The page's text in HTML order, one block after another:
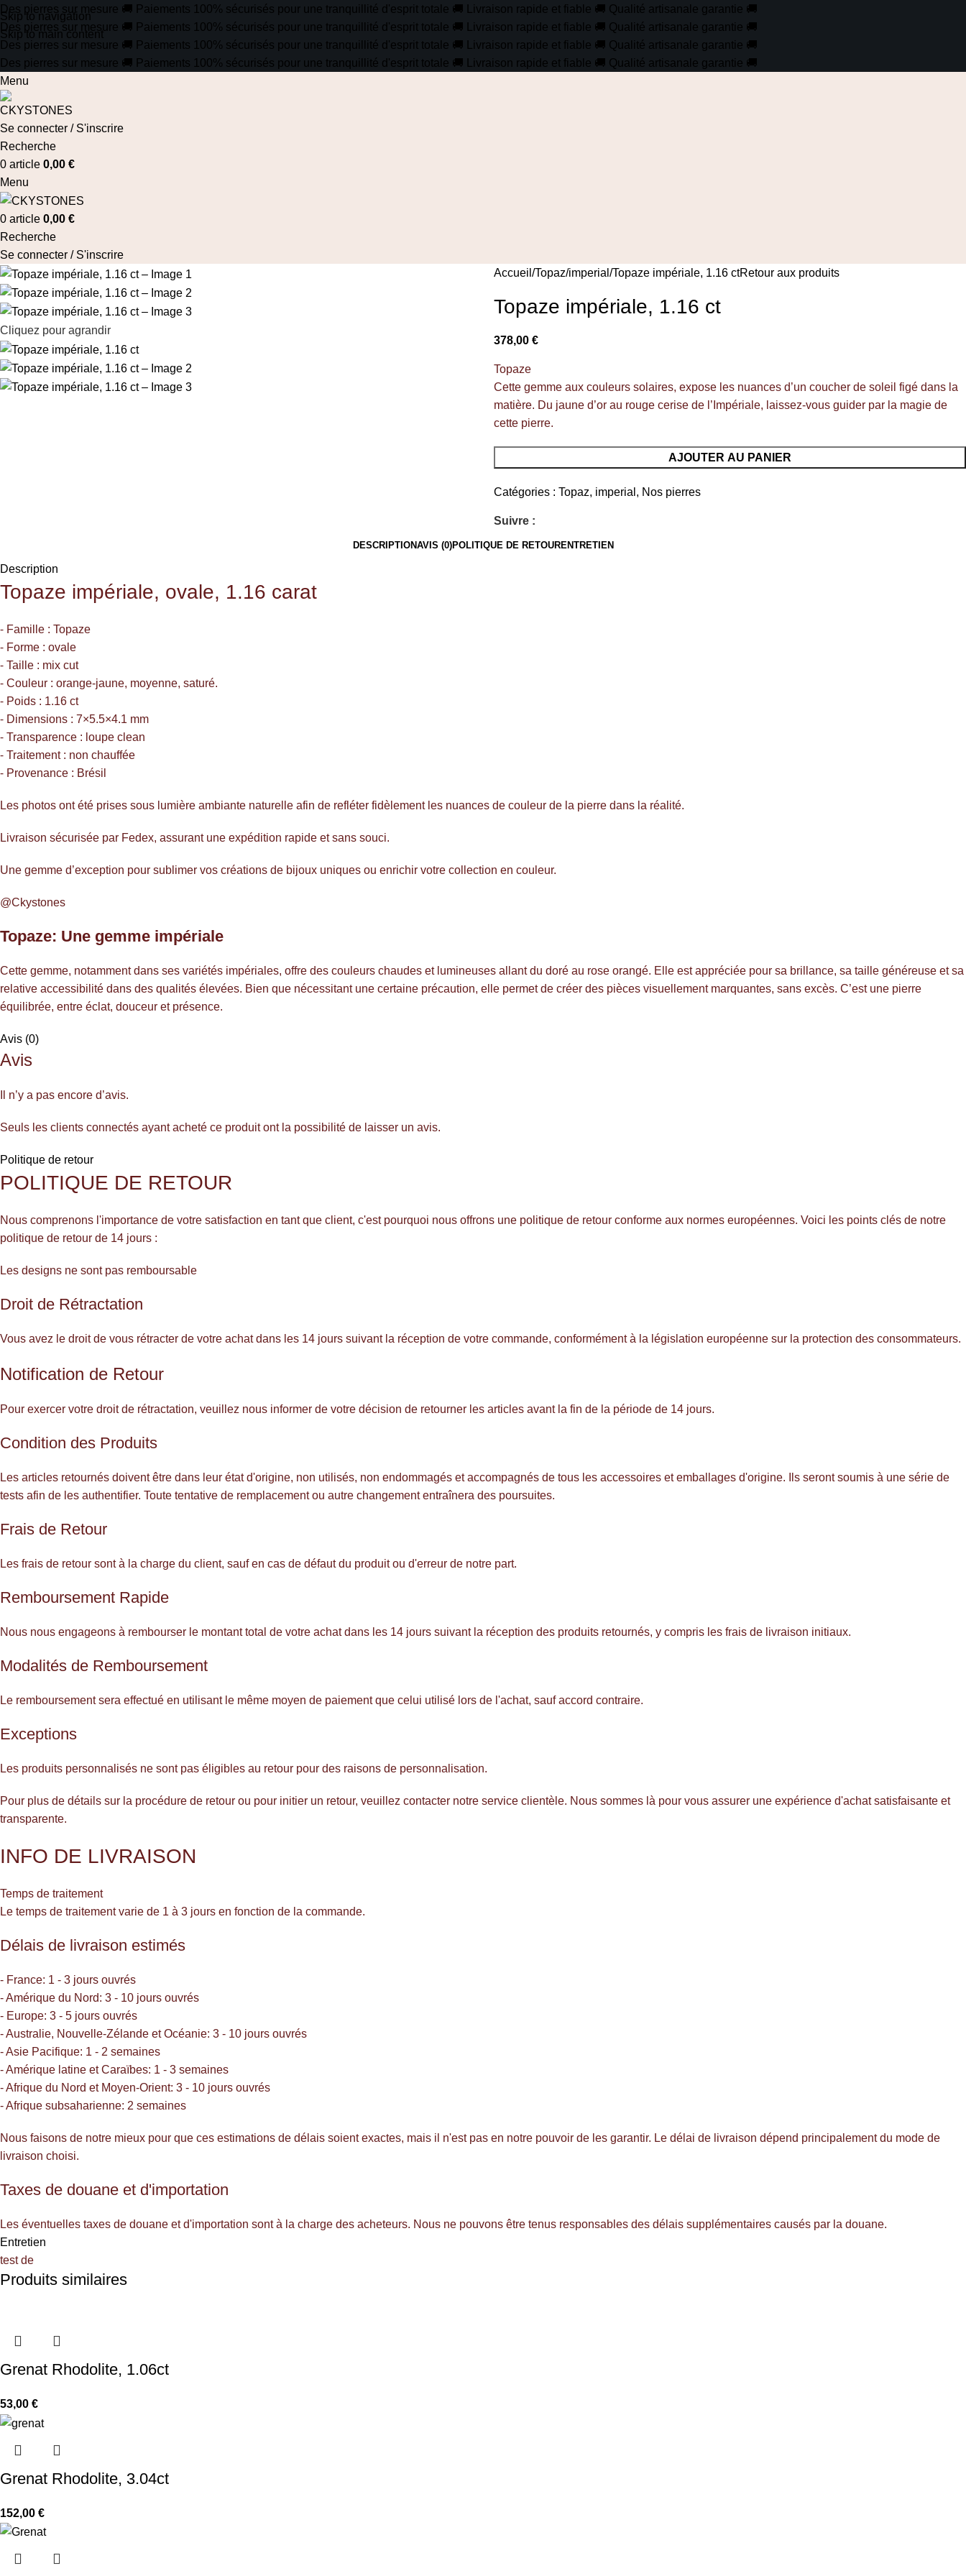
Skip to navigation
Skip to main content
Des pierres sur mesure 🚚 Paiements 100% sécurisés pour une tranquillité d'esprit totale 🚚 Livraison rapide et fiable 🚚 Qualité artisanale garantie 🚚
Des pierres sur mesure 🚚 Paiements 100% sécurisés pour une tranquillité d'esprit totale 🚚 Livraison rapide et fiable 🚚 Qualité artisanale garantie 🚚
Des pierres sur mesure 🚚 Paiements 100% sécurisés pour une tranquillité d'esprit totale 🚚 Livraison rapide et fiable 🚚 Qualité artisanale garantie 🚚
Des pierres sur mesure 🚚 Paiements 100% sécurisés pour une tranquillité d'esprit totale 🚚 Livraison rapide et fiable 🚚 Qualité artisanale garantie 🚚
Menu
Se connecter / S'inscrire
Recherche
0 article 0,00 €
Menu
0 article 0,00 €
Recherche
Se connecter / S'inscrire
Cliquez pour agrandir
Accueil Topaz imperial Topaze impériale, 1.16 ctRetour aux produits
Topaze impériale, 1.16 ct
378,00 €
Topaze
Cette gemme aux couleurs solaires, expose les nuances d’un coucher de soleil figé dans la
matière. Du jaune d’or au rouge cerise de l’Impériale, laissez-vous guider par la magie de
cette pierre.
AJOUTER AU PANIER
Catégories : Topaz, imperial , Nos pierres
Suivre :
DESCRIPTIONAVIS (0)POLITIQUE DE RETOURENTRETIEN
Description
Topaze impériale, ovale, 1.16 carat
⁃ Famille : Topaze
⁃ Forme : ovale
⁃ Taille : mix cut
⁃ Couleur : orange-jaune, moyenne, saturé.
⁃ Poids : 1.16 ct
⁃ Dimensions : 7×5.5×4.1 mm
⁃ Transparence : loupe clean
⁃ Traitement : non chauffée
⁃ Provenance : Brésil
Les photos ont été prises sous lumière ambiante naturelle afin de refléter fidèlement les nuances de couleur de la pierre dans la réalité.
Livraison sécurisée par Fedex, assurant une expédition rapide et sans souci.
Une gemme d’exception pour sublimer vos créations de bijoux uniques ou enrichir votre collection en couleur.
@Ckystones
Topaze: Une gemme impériale
Cette gemme, notamment dans ses variétés impériales, offre des couleurs chaudes et lumineuses allant du doré au rose orangé. Elle est appréciée pour sa brillance, sa taille généreuse et sa
relative accessibilité dans des qualités élevées. Bien que nécessitant une certaine précaution, elle permet de créer des pièces visuellement marquantes, sans excès. C’est une pierre
équilibrée, entre éclat, douceur et présence.
Avis (0)
Avis
Il n’y a pas encore d’avis.
Seuls les clients connectés ayant acheté ce produit ont la possibilité de laisser un avis.
Politique de retour
POLITIQUE DE RETOUR
Nous comprenons l'importance de votre satisfaction en tant que client, c'est pourquoi nous offrons une politique de retour conforme aux normes européennes. Voici les points clés de notre
politique de retour de 14 jours :
Les designs ne sont pas remboursable
Droit de Rétractation
Vous avez le droit de vous rétracter de votre achat dans les 14 jours suivant la réception de votre commande, conformément à la législation européenne sur la protection des consommateurs.
Notification de Retour
Pour exercer votre droit de rétractation, veuillez nous informer de votre décision de retourner les articles avant la fin de la période de 14 jours.
Condition des Produits
Les articles retournés doivent être dans leur état d'origine, non utilisés, non endommagés et accompagnés de tous les accessoires et emballages d'origine. Ils seront soumis à une série de
tests afin de les authentifier. Toute tentative de remplacement ou autre changement entraînera des poursuites.
Frais de Retour
Les frais de retour sont à la charge du client, sauf en cas de défaut du produit ou d'erreur de notre part.
Remboursement Rapide
Nous nous engageons à rembourser le montant total de votre achat dans les 14 jours suivant la réception des produits retournés, y compris les frais de livraison initiaux.
Modalités de Remboursement
Le remboursement sera effectué en utilisant le même moyen de paiement que celui utilisé lors de l'achat, sauf accord contraire.
Exceptions
Les produits personnalisés ne sont pas éligibles au retour pour des raisons de personnalisation.
Pour plus de détails sur la procédure de retour ou pour initier un retour, veuillez contacter notre service clientèle. Nous sommes là pour vous assurer une expérience d'achat satisfaisante et
transparente.
INFO DE LIVRAISON
Temps de traitement
Le temps de traitement varie de 1 à 3 jours en fonction de la commande.
Délais de livraison estimés
- France: 1 - 3 jours ouvrés
- Amérique du Nord: 3 - 10 jours ouvrés
- Europe: 3 - 5 jours ouvrés
- Australie, Nouvelle-Zélande et Océanie: 3 - 10 jours ouvrés
- Asie Pacifique: 1 - 2 semaines
- Amérique latine et Caraïbes: 1 - 3 semaines
- Afrique du Nord et Moyen-Orient: 3 - 10 jours ouvrés
- Afrique subsaharienne: 2 semaines
Nous faisons de notre mieux pour que ces estimations de délais soient exactes, mais il n'est pas en notre pouvoir de les garantir. Le délai de livraison dépend principalement du mode de
livraison choisi.
Taxes de douane et d'importation
Les éventuelles taxes de douane et d'importation sont à la charge des acheteurs. Nous ne pouvons être tenus responsables des délais supplémentaires causés par la douane.
Entretien
test de
Produits similaires
Grenat Rhodolite, 1.06ct
53,00 €
Grenat Rhodolite, 3.04ct
152,00 €